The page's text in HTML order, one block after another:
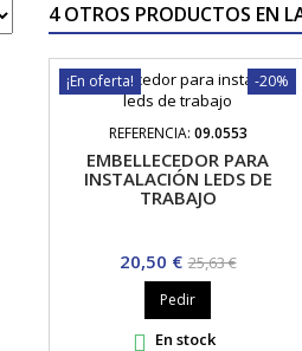
4 OTROS PRODUCTOS EN
-20%
¡En oferta!
REFERENCIA: 09.0553
EMBELLECEDOR PARA
INSTALACIÓN LEDS DE
TRABAJO
Precio
20,50 € Precio
base
25,63 €
Pedir
 En stock